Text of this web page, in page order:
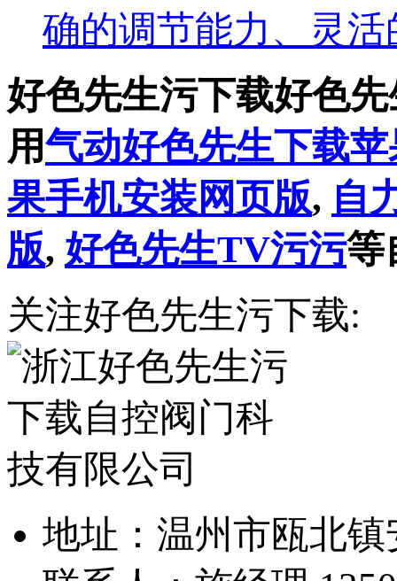
确的调节能力、灵
好色先生污下载好色
用气动好色先生下载
果手机安装网页版, 自
版, 好色先生TV污污等
关注好色先生污下载:
地址：温州市瓯北